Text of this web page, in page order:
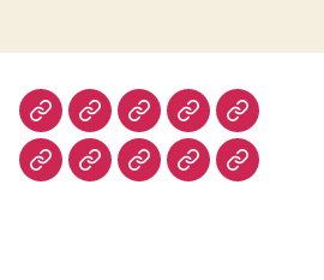
חנות בשר טבעוניסלטים
עוגיותעוף צמחונידגים